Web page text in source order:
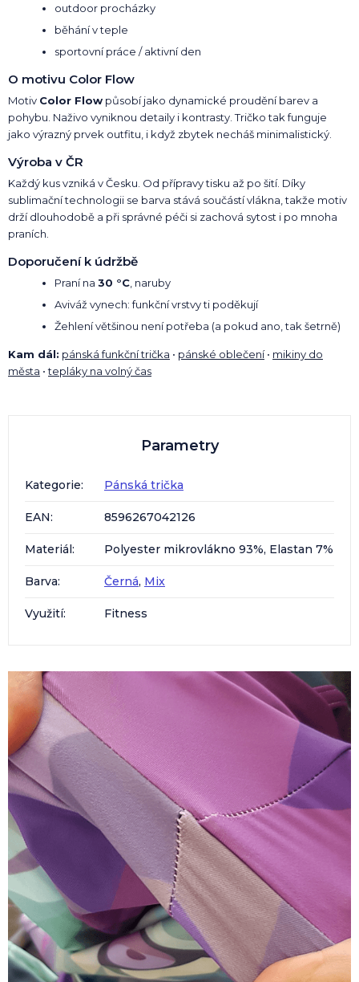
outdoor procházky
běhání v teple
sportovní práce / aktivní den
O motivu Color Flow
Motiv Color Flow působí jako dynamické proudění barev a
pohybu. Naživo vyniknou detaily i kontrasty. Tričko tak funguje
jako výrazný prvek outfitu, i když zbytek necháš minimalistický.
Výroba v ČR
Každý kus vzniká v Česku. Od přípravy tisku až po šití. Díky
sublimační technologii se barva stává součástí vlákna, takže motiv
drží dlouhodobě a při správné péči si zachová sytost i po mnoha
praních.
Doporučení k údržbě
Praní na 30 °C , naruby
Aviváž vynech: funkční vrstvy ti poděkují
Žehlení většinou není potřeba (a pokud ano, tak šetrně)
Kam dál: pánská funkční trička • pánské oblečení• mikiny do
města •tepláky na volný čas
Parametry
Kategorie: Pánská trička
EAN: 8596267042126
Materiál: Polyester mikrovlákno 93%, Elastan 7%
Barva: Černá, Mix
Využití: Fitness